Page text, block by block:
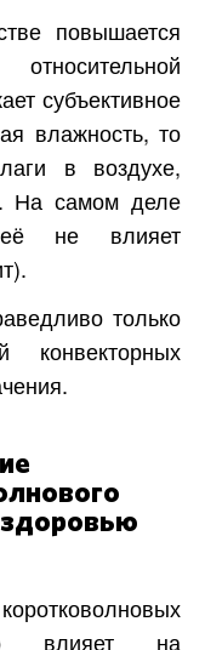
повышается
субъективное
влажность, то
в воздухе,
На самом деле
не влияет
только
здоровью
влияет на